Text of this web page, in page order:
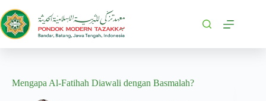
Mengapa Al-Fatihah Diawali dengan Basmalah?